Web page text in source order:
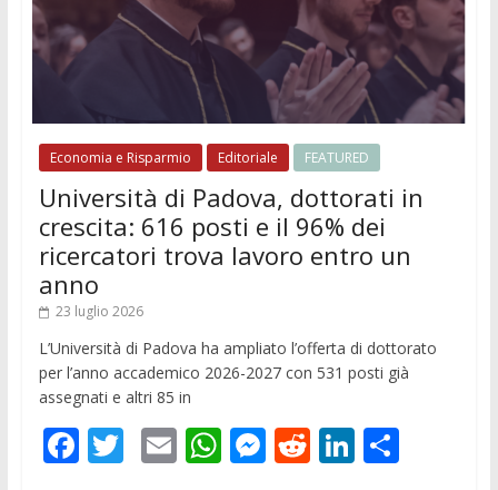
Economia e Risparmio Editoriale FEATURED
Università di Padova, dottorati in
crescita: 616 posti e il 96% dei
ricercatori trova lavoro entro un
anno
23 luglio 2026
L’Università di Padova ha ampliato l’offerta di dottorato
per l’anno accademico 2026-2027 con 531 posti già
assegnati e altri 85 in
F T E W M R Li C